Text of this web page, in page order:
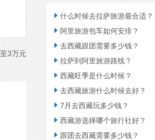
3万元
 什么时候去拉萨旅游最合适？
 阿里旅游包车如何安排？
 去西藏跟团需要多少钱？
 拉萨到阿里旅游路线？
 西藏旺季是什么时候？
 去西藏旅游什么时候去好？
 7月去西藏玩多少钱？
 西藏游选择哪个旅行社好？
 跟团去西藏需要多少钱？